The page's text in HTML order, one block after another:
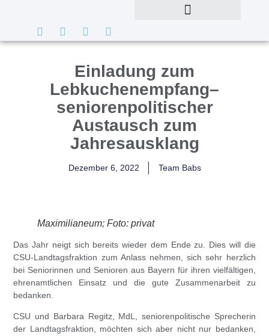
Einladung zum
Lebkuchenempfang–
seniorenpolitischer
Austausch zum
Jahresausklang
Dezember 6, 2022 Team Babs
Maximilianeum; Foto: privat
Das Jahr neigt sich bereits wieder dem Ende zu. Dies will die
CSU-Landtagsfraktion zum Anlass nehmen, sich sehr herzlich
bei Seniorinnen und Senioren aus Bayern für ihren vielfältigen,
ehrenamtlichen Einsatz und die gute Zusammenarbeit zu
bedanken.
CSU und Barbara Regitz, MdL, seniorenpolitische Sprecherin
der Landtagsfraktion, möchten sich aber nicht nur bedanken,